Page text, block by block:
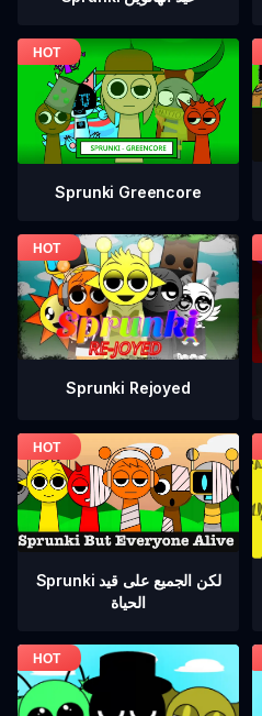
Sprunki Greencore
Sprunki Rejoyed
Sprunki لكن الجميع على قيد
الحياة